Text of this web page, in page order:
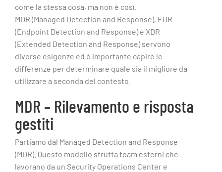
come la stessa cosa, ma non è così.
MDR (Managed Detection and Response), EDR
(Endpoint Detection and Response) e XDR
(Extended Detection and Response) servono
diverse esigenze ed è importante capire le
differenze per determinare quale sia il migliore da
utilizzare a seconda del contesto.
MDR – Rilevamento e risposta
gestiti
Partiamo dal Managed Detection and Response
(MDR). Questo modello sfrutta team esterni che
lavorano da un Security Operations Center e